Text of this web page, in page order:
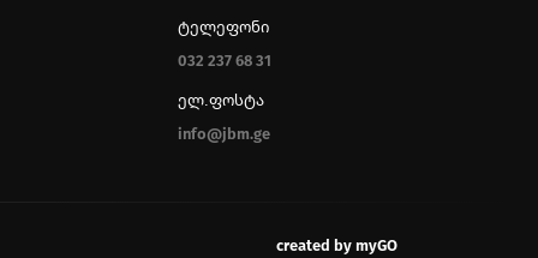
ტელეფონი
032 237 68 31
ელ.ფოსტა
info@jbm.ge
created by myGO